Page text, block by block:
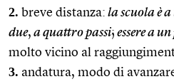
2. breve distanza: la scuola è
due, a quattro passi; essere a
molto vicino al
3. andatura, modo di